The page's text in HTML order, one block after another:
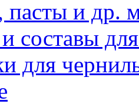
пасты и др.
составы
для